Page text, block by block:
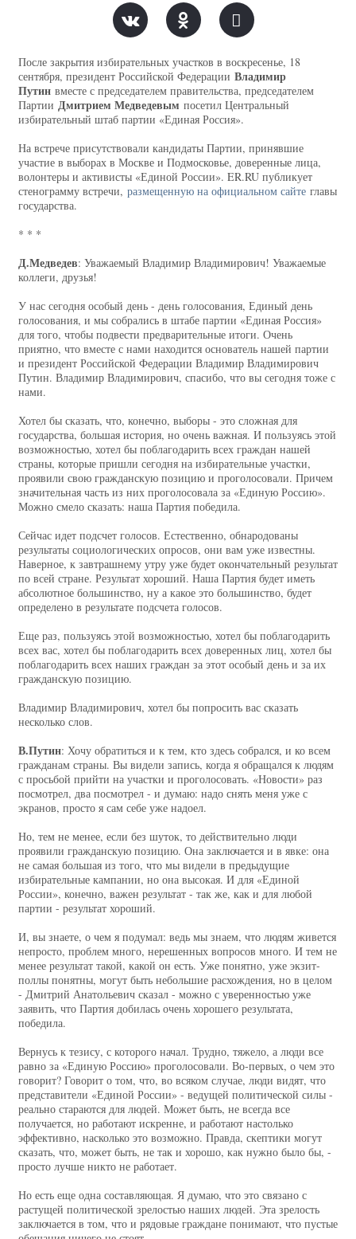
После закрытия избирательных участков в воскресенье, 18
сентября, президент Российской Федерации Владимир
Путин вместе с председателем правительства, председателем
Партии Дмитрием Медведевым посетил Центральный
избирательный штаб партии «Единая Россия».
На встрече присутствовали кандидаты Партии, принявшие
участие в выборах в Москве и Подмосковье, доверенные лица,
волонтеры и активисты «Единой России». ER.RU публикует
стенограмму встречи, размещенную на официальном сайте главы
государства.
* * *
Д.Медведев: Уважаемый Владимир Владимирович! Уважаемые
коллеги, друзья!
У нас сегодня особый день - день голосования, Единый день
голосования, и мы собрались в штабе партии «Единая Россия»
для того, чтобы подвести предварительные итоги. Очень
приятно, что вместе с нами находится основатель нашей партии
и президент Российской Федерации Владимир Владимирович
Путин. Владимир Владимирович, спасибо, что вы сегодня тоже с
нами.
Хотел бы сказать, что, конечно, выборы - это сложная для
государства, большая история, но очень важная. И пользуясь этой
возможностью, хотел бы поблагодарить всех граждан нашей
страны, которые пришли сегодня на избирательные участки,
проявили свою гражданскую позицию и проголосовали. Причем
значительная часть из них проголосовала за «Единую Россию».
Можно смело сказать: наша Партия победила.
Сейчас идет подсчет голосов. Естественно, обнародованы
результаты социологических опросов, они вам уже известны.
Наверное, к завтрашнему утру уже будет окончательный результат
по всей стране. Результат хороший. Наша Партия будет иметь
абсолютное большинство, ну а какое это большинство, будет
определено в результате подсчета голосов.
Еще раз, пользуясь этой возможностью, хотел бы поблагодарить
всех вас, хотел бы поблагодарить всех доверенных лиц, хотел бы
поблагодарить всех наших граждан за этот особый день и за их
гражданскую позицию.
Владимир Владимирович, хотел бы попросить вас сказать
несколько слов.
В.Путин: Хочу обратиться и к тем, кто здесь собрался, и ко всем
гражданам страны. Вы видели запись, когда я обращался к людям
с просьбой прийти на участки и проголосовать. «Новости» раз
посмотрел, два посмотрел - и думаю: надо снять меня уже с
экранов, просто я сам себе уже надоел.
Но, тем не менее, если без шуток, то действительно люди
проявили гражданскую позицию. Она заключается и в явке: она
не самая большая из того, что мы видели в предыдущие
избирательные кампании, но она высокая. И для «Единой
России», конечно, важен результат - так же, как и для любой
партии - результат хороший.
И, вы знаете, о чем я подумал: ведь мы знаем, что людям живется
непросто, проблем много, нерешенных вопросов много. И тем не
менее результат такой, какой он есть. Уже понятно, уже экзит-
поллы понятны, могут быть небольшие расхождения, но в целом
- Дмитрий Анатольевич сказал - можно с уверенностью уже
заявить, что Партия добилась очень хорошего результата,
победила.
Вернусь к тезису, с которого начал. Трудно, тяжело, а люди все
равно за «Единую Россию» проголосовали. Во‑первых, о чем это
говорит? Говорит о том, что, во всяком случае, люди видят, что
представители «Единой России» - ведущей политической силы -
реально стараются для людей. Может быть, не всегда все
получается, но работают искренне, и работают настолько
эффективно, насколько это возможно. Правда, скептики могут
сказать, что, может быть, не так и хорошо, как нужно было бы, -
просто лучше никто не работает.
Но есть еще одна составляющая. Я думаю, что это связано с
растущей политической зрелостью наших людей. Эта зрелость
заключается в том, что и рядовые граждане понимают, что пустые